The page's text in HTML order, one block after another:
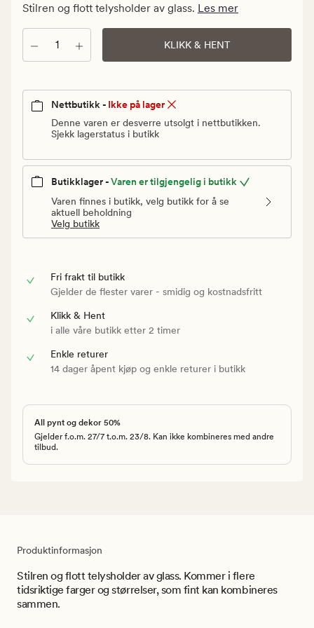
kr.
Stilren og flott telysholder av glass. Les mer
Antall KLIKK & HENT
Nettbutikk - Ikke på lager
Denne varen er desverre utsolgt i nettbutikken.
Sjekk lagerstatus i butikk
Butikklager -Varen er tilgjengelig i butikk
Varen finnes i butikk, velg butikk for å se
aktuell beholdning
Velg butikk
Fri frakt til butikk
Gjelder de flester varer - smidig og kostnadsfritt
Klikk & Hent
i alle våre butikk etter 2 timer
Enkle returer
14 dager åpent kjøp og enkle returer i butikk
All pynt og dekor 50%
Gjelder f.o.m. 27/7 t.o.m. 23/8. Kan ikke kombineres med andre
tilbud.
Produktinformasjon
Stilren og flott telysholder av glass. Kommer i flere
tidsriktige farger og størrelser, som fint kan kombineres
sammen.